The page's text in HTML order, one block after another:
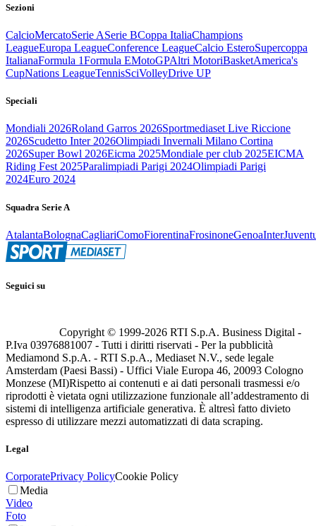
Sezioni
CalcioMercatoSerie ASerie BCoppa ItaliaChampions
LeagueEuropa LeagueConference LeagueCalcio EsteroSupercoppa
ItalianaFormula 1Formula EMotoGPAltri MotoriBasketAmerica's
CupNations LeagueTennisSciVolleyDrive UP
Speciali
Mondiali 2026Roland Garros 2026Sportmediaset Live Riccione
2026Scudetto Inter 2026Olimpiadi Invernali Milano Cortina
2026Super Bowl 2026Eicma 2025Mondiale per club 2025EICMA
Riding Fest 2025Paralimpiadi Parigi 2024Olimpiadi Parigi
2024Euro 2024
Squadra Serie A
AtalantaBolognaCagliariComoFiorentinaFrosinoneGenoaInter
Seguici su
Copyright © 1999-2026 RTI S.p.A. Business Digital -
P.Iva 03976881007 - Tutti i diritti riservati - Per la pubblicità
Mediamond S.p.A. - RTI S.p.A., Mediaset N.V., sede legale
Amsterdam (Paesi Bassi) - Uffici Viale Europa 46, 20093 Cologno
Monzese (MI)Rispetto ai contenuti e ai dati personali trasmessi e/o
riprodotti è vietata ogni utilizzazione funzionale all’addestramento di
sistemi di intelligenza artificiale generativa. È altresì fatto divieto
espresso di utilizzare mezzi automatizzati di data scraping.
Legal
CorporatePrivacy PolicyCookie Policy
Media
Video
Foto